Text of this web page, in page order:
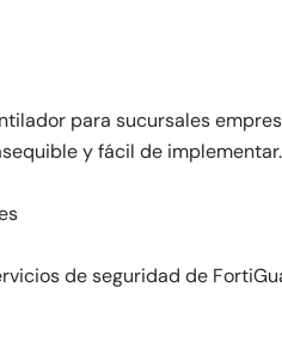
para sucursales
y fácil de implementar.
de seguridad de